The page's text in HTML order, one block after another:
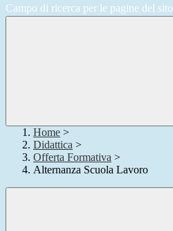
Campo di ricerca per le pagine del sito
Home >
Didattica >
Offerta Formativa >
Alternanza Scuola Lavoro